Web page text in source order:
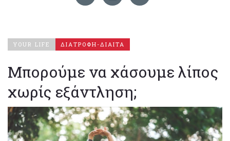
YOUR LIFE ΔΙΑΤΡΟΦΗ-ΔΙΑΙΤΑ
Μπορούμε να χάσουμε λίπος
χωρίς εξάντληση;